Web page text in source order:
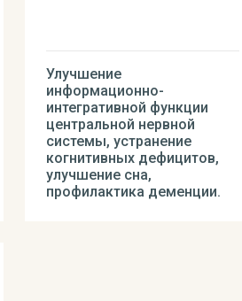
Улучшение
информационно-
интегративной функции
центральной нервной
системы, устранение
когнитивных дефицитов,
улучшение сна,
профилактика деменции.